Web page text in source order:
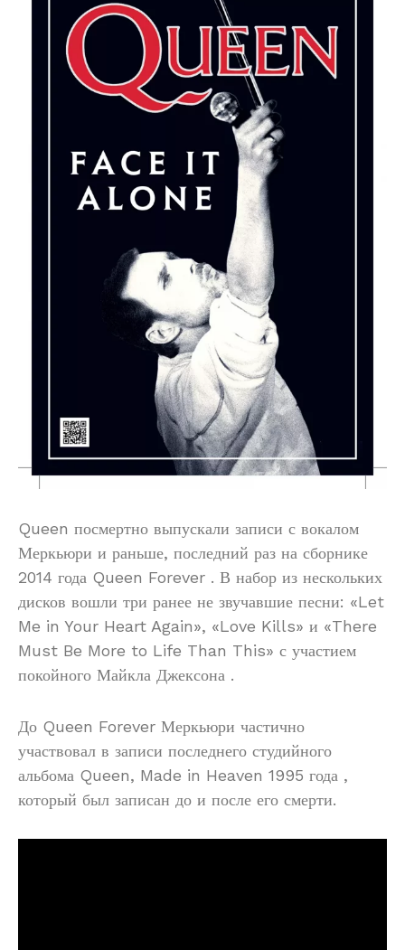
Queen посмертно выпускали записи с вокалом
Меркьюри и раньше, последний раз на сборнике
2014 года Queen Forever . В набор из нескольких
дисков вошли три ранее не звучавшие песни: «Let
Me in Your Heart Again», «Love Kills» и «There
Must Be More to Life Than This» с участием
покойного Майкла Джексона .
До Queen Forever Меркьюри частично
участвовал в записи последнего студийного
альбома Queen, Made in Heaven 1995 года ,
который был записан до и после его смерти.